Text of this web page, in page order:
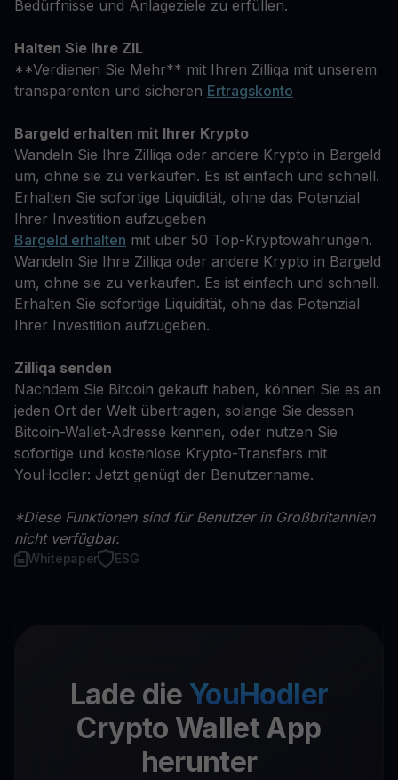
Bedürfnisse und Anlageziele zu erfüllen.
Halten Sie Ihre ZIL
**Verdienen Sie Mehr** mit Ihren Zilliqa mit unserem
transparenten und sicheren Ertragskonto
Bargeld erhalten mit Ihrer Krypto
Wandeln Sie Ihre Zilliqa oder andere Krypto in Bargeld
um, ohne sie zu verkaufen. Es ist einfach und schnell.
Erhalten Sie sofortige Liquidität, ohne das Potenzial
Ihrer Investition aufzugeben
Bargeld erhalten mit über 50 Top-Kryptowährungen.
Wandeln Sie Ihre Zilliqa oder andere Krypto in Bargeld
um, ohne sie zu verkaufen. Es ist einfach und schnell.
Erhalten Sie sofortige Liquidität, ohne das Potenzial
Ihrer Investition aufzugeben.
Zilliqa senden
Nachdem Sie Bitcoin gekauft haben, können Sie es an
jeden Ort der Welt übertragen, solange Sie dessen
Bitcoin-Wallet-Adresse kennen, oder nutzen Sie
sofortige und kostenlose Krypto-Transfers mit
YouHodler: Jetzt genügt der Benutzername.
*Diese Funktionen sind für Benutzer in Großbritannien
nicht verfügbar.
Whitepaper ESG
Lade die YouHodler
Crypto Wallet App
herunter